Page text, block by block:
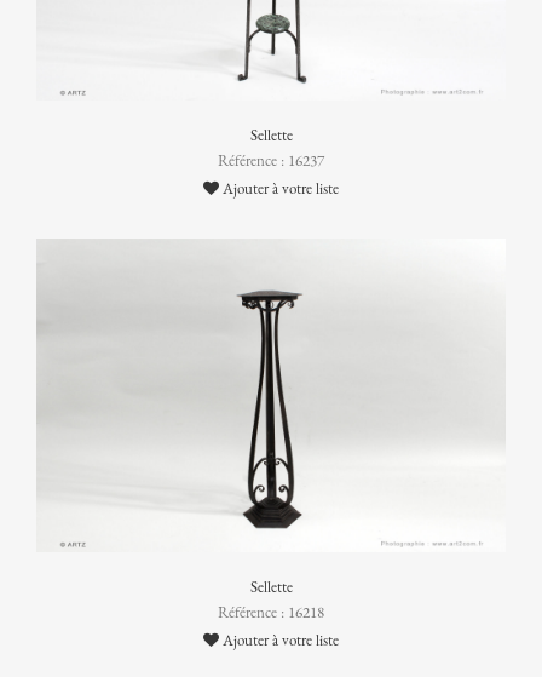
Sellette
Référence : 16237
Ajouter à votre liste
Sellette
Référence : 16218
Ajouter à votre liste